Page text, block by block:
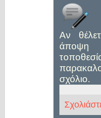
Αν
άποψη
σχόλιο.